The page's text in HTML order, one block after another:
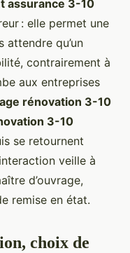
assurance 3-10
: elle permet une
attendre qu’un
contrairement à
aux entreprises
rénovation 3-10
3-10
se retournent
veille à
d’ouvrage,
remise en état.
choix de